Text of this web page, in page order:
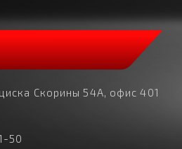
Скорины 54А, офис 401
50